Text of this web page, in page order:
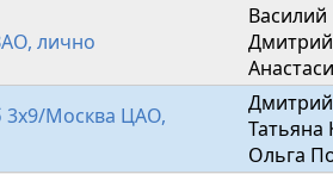
лично
Василий
Дмитрий
3х9/Москва ЦАО,
Татьяна
Ольга